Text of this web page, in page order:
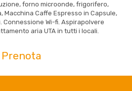
forno microonde, frigorifero,
Macchina Caffe Espresso in Capsule,
Wi-fi. Aspirapolvere
aria UTA in tutti i locali.
Prenota